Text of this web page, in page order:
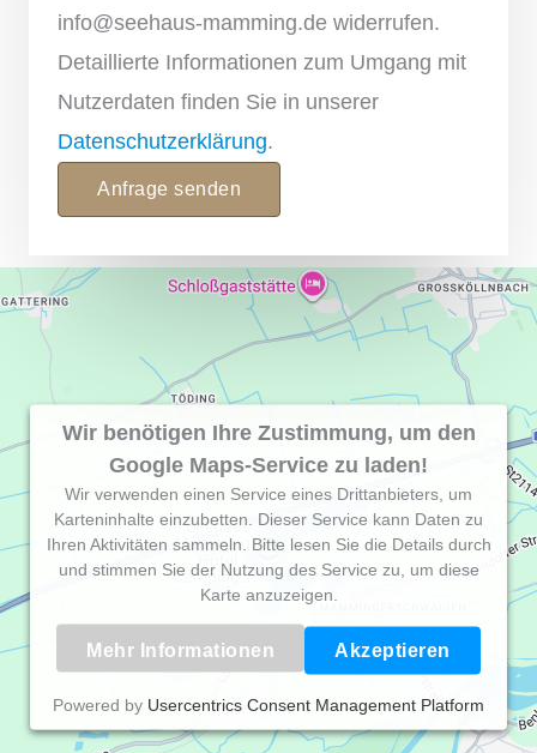
info@seehaus-mamming.de widerrufen.
Detaillierte Informationen zum Umgang mit
Nutzerdaten finden Sie in unserer
Datenschutzerklärung.
Anfrage senden
Wir benötigen Ihre Zustimmung, um den
Google Maps-Service zu laden!
Wir verwenden einen Service eines Drittanbieters, um
Karteninhalte einzubetten. Dieser Service kann Daten zu
Ihren Aktivitäten sammeln. Bitte lesen Sie die Details durch
und stimmen Sie der Nutzung des Service zu, um diese
Karte anzuzeigen.
Mehr Informationen Akzeptieren
Powered by Usercentrics Consent Management Platform